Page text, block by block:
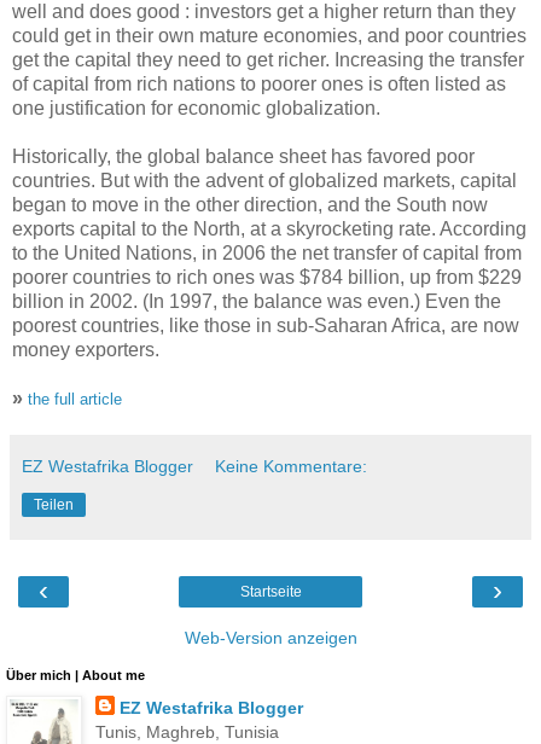
well and does good : investors get a higher return than they
could get in their own mature economies, and poor countries
get the capital they need to get richer. Increasing the transfer
of capital from rich nations to poorer ones is often listed as
one justification for economic globalization.
Historically, the global balance sheet has favored poor
countries. But with the advent of globalized markets, capital
began to move in the other direction, and the South now
exports capital to the North, at a skyrocketing rate. According
to the United Nations, in 2006 the net transfer of capital from
poorer countries to rich ones was $784 billion, up from $229
billion in 2002. (In 1997, the balance was even.) Even the
poorest countries, like those in sub-Saharan Africa, are now
money exporters.
» the full article
EZ Westafrika Blogger Keine Kommentare:
Teilen
‹ ›
Startseite
Web-Version anzeigen
Über mich | About me
EZ Westafrika Blogger
Tunis, Maghreb, Tunisia